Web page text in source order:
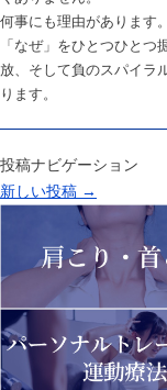
何事にも理由があります。
「なぜ」をひとつひと
放、そして負のスパイラ
ります。
投稿ナビゲーション
新しい投稿 →